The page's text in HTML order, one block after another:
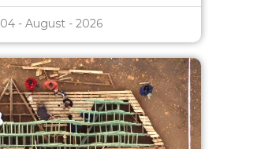
04 - August - 2026